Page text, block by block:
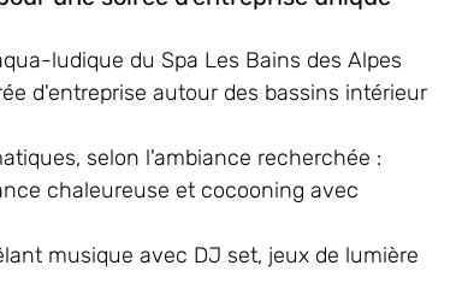
ludique du Spa Les Bains des Alpes
d'entreprise autour des bassins intérieur
selon l'ambiance recherchée :
chaleureuse et cocooning avec
musique avec DJ set, jeux de lumière